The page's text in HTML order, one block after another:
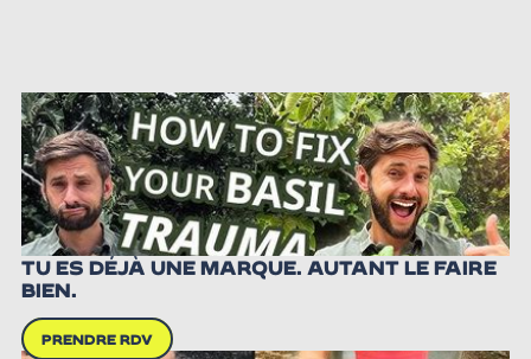
TU ES DÉJÀ UNE MARQUE. AUTANT LE FAIRE
BIEN.
PRENDRE RDV